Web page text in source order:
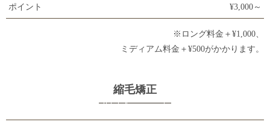
ポイント ¥3,000～
※ロング料金＋¥1,000、
ミディアム料金＋¥500がかかります。
縮毛矯正